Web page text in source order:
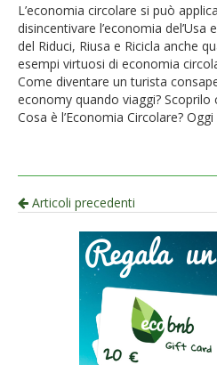
L’economia circolare si può
disincentivare l’economia
del Riduci, Riusa e Ricicla anche
esempi virtuosi di economia
Come diventare un turista
economy quando viaggi? Scoprilo
Cosa è l’Economia Circolare?
Navigazione
articolo
Articoli precedenti